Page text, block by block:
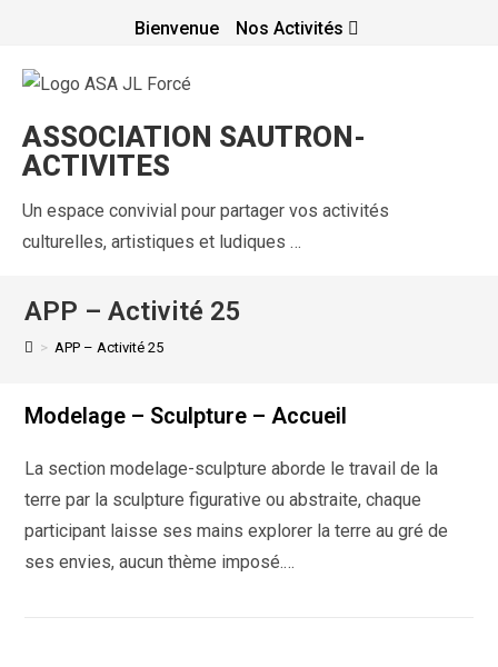
Bienvenue Nos Activités
ASSOCIATION SAUTRON-
ACTIVITES
Un espace convivial pour partager vos activités
culturelles, artistiques et ludiques …
APP – Activité 25
> APP – Activité 25
Modelage – Sculpture – Accueil
La section modelage-sculpture aborde le travail de la
terre par la sculpture figurative ou abstraite, chaque
participant laisse ses mains explorer la terre au gré de
ses envies, aucun thème imposé.…